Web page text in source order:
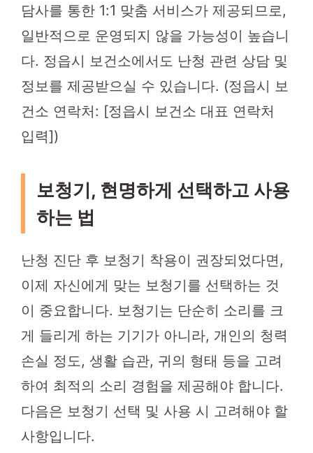
담사를 통한 1:1 맞춤 서비스가 제공되므로,
일반적으로 운영되지 않을 가능성이 높습니
다. 정읍시 보건소에서도 난청 관련 상담 및
정보를 제공받으실 수 있습니다. (정읍시 보
건소 연락처: [정읍시 보건소 대표 연락처
입력])
보청기, 현명하게 선택하고 사용
하는 법
난청 진단 후 보청기 착용이 권장되었다면,
이제 자신에게 맞는 보청기를 선택하는 것
이 중요합니다. 보청기는 단순히 소리를 크
게 들리게 하는 기기가 아니라, 개인의 청력
손실 정도, 생활 습관, 귀의 형태 등을 고려
하여 최적의 소리 경험을 제공해야 합니다.
다음은 보청기 선택 및 사용 시 고려해야 할
사항입니다.